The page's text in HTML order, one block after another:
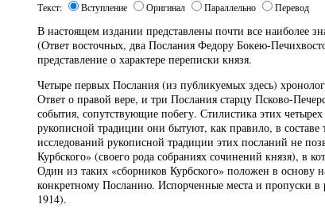
Текст: Вступление Оригинал Параллельно Перевод
В настоящем издании представлены почти все наиболее
(Ответ восточных, два Послания Федору Бокею-
представление о характере переписки князя.
Четыре первых Послания (из публикуемых здесь)
Ответ о правой вере, и три Послания старцу Псково-
события, сопутствующие побегу. Стилистика этих
рукописной традиции они бытуют, как правило, в
исследований рукописной традиции этих посланий не
Курбского» (своего рода собраниях сочинений князя), в
Один из таких «сборников Курбского» положен в основу
конкретному Посланию. Испорченные места и пропуски
1914).